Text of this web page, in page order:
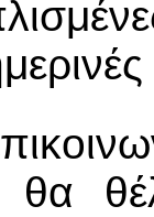
θα